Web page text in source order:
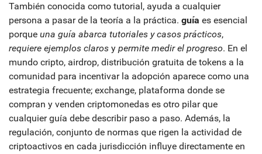
También conocida como tutorial, ayuda a cualquier
persona a pasar de la teoría a la práctica. guía es esencial
porque una guía abarca tutoriales y casos prácticos,
requiere ejemplos claros y permite medir el progreso. En el
mundo cripto, airdrop, distribución gratuita de tokens a la
comunidad para incentivar la adopción aparece como una
estrategia frecuente; exchange, plataforma donde se
compran y venden criptomonedas es otro pilar que
cualquier guía debe describir paso a paso. Además, la
regulación, conjunto de normas que rigen la actividad de
criptoactivos en cada jurisdicción influye directamente en